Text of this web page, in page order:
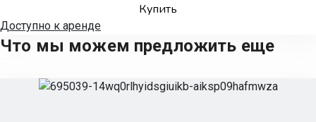
Купить
Доступно к аренде
Что мы можем предложить еще